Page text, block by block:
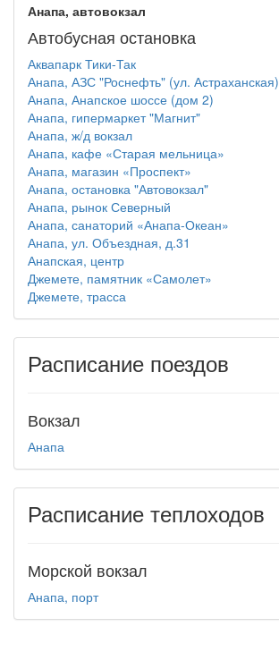
Анапа, автовокзал
Автобусная остановка
Аквапарк Тики-Так
Анапа, АЗС "Роснефть" (ул. Астраханская)
Анапа, Анапское шоссе (дом 2)
Анапа, гипермаркет "Магнит"
Анапа, ж/д вокзал
Анапа, кафе «Старая мельница»
Анапа, магазин «Проспект»
Анапа, остановка "Автовокзал"
Анапа, рынок Северный
Анапа, санаторий «Анапа-Океан»
Анапа, ул. Объездная, д.31
Анапская, центр
Джемете, памятник «Самолет»
Джемете, трасса
Расписание поездов
Вокзал
Анапа
Расписание теплоходов
Морской вокзал
Анапа, порт